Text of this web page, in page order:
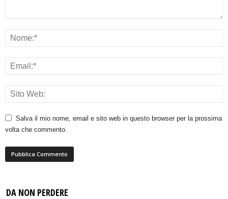
Salva il mio nome, email e sito web in questo browser per la prossima
volta che commento.
DA NON PERDERE